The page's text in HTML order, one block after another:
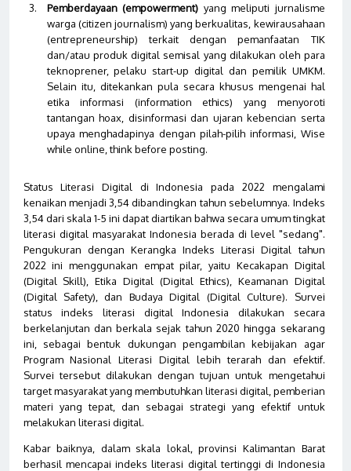
Pemberdayaan (empowerment) yang meliputi jurnalisme
warga (citizen journalism) yang berkualitas, kewirausahaan
(entrepreneurship) terkait dengan pemanfaatan TIK
dan/atau produk digital semisal yang dilakukan oleh para
teknoprener, pelaku start-up digital dan pemilik UMKM.
Selain itu, ditekankan pula secara khusus mengenai hal
etika informasi (information ethics) yang menyoroti
tantangan hoax, disinformasi dan ujaran kebencian serta
upaya menghadapinya dengan pilah-pilih informasi, Wise
while online, think before posting.
Status Literasi Digital di Indonesia pada 2022 mengalami
kenaikan menjadi 3,54 dibandingkan tahun sebelumnya. Indeks
3,54 dari skala 1-5 ini dapat diartikan bahwa secara umum tingkat
literasi digital masyarakat Indonesia berada di level "sedang".
Pengukuran dengan Kerangka Indeks Literasi Digital tahun
2022 ini menggunakan empat pilar, yaitu Kecakapan Digital
(Digital Skill), Etika Digital (Digital Ethics), Keamanan Digital
(Digital Safety), dan Budaya Digital (Digital Culture). Survei
status indeks literasi digital Indonesia dilakukan secara
berkelanjutan dan berkala sejak tahun 2020 hingga sekarang
ini, sebagai bentuk dukungan pengambilan kebijakan agar
Program Nasional Literasi Digital lebih terarah dan efektif.
Survei tersebut dilakukan dengan tujuan untuk mengetahui
target masyarakat yang membutuhkan literasi digital, pemberian
materi yang tepat, dan sebagai strategi yang efektif untuk
melakukan literasi digital.
Kabar baiknya, dalam skala lokal, provinsi Kalimantan Barat
berhasil mencapai indeks literasi digital tertinggi di Indonesia